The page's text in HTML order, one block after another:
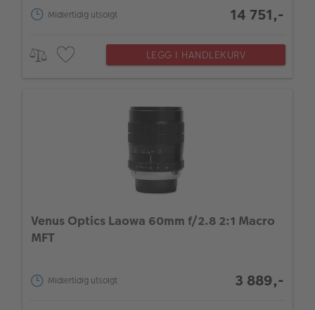
Midlertidig utsolgt 14 751,-
LEGG I HANDLEKURV
Venus Optics Laowa 60mm f/2.8 2:1 Macro
MFT
Midlertidig utsolgt 3 889,-